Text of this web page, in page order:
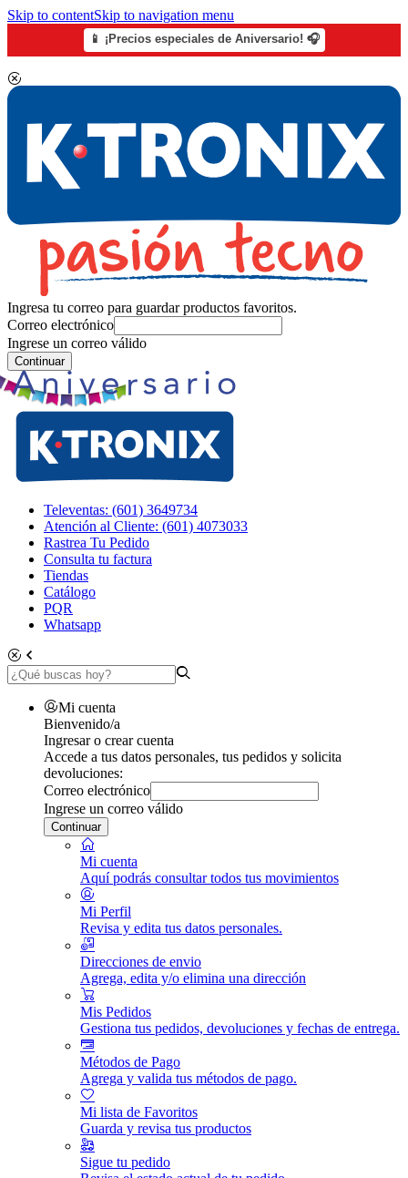
Skip to contentSkip to navigation menu
📱 ¡Precios especiales de Aniversario! 🎧
Ingresa tu correo para guardar productos favoritos.
Correo electrónico
Ingrese un correo válido
Continuar
Televentas: (601) 3649734
Atención al Cliente: (601) 4073033
Rastrea Tu Pedido
Consulta tu factura
Tiendas
Catálogo
PQR
Whatsapp
Mi cuenta
Bienvenido/a
Ingresar o crear cuenta
Accede a tus datos personales, tus pedidos y solicita
devoluciones:
Correo electrónico
Ingrese un correo válido
Continuar
Mi cuenta
Aquí podrás consultar todos tus movimientos
Mi Perfil
Revisa y edita tus datos personales.
Direcciones de envio
Agrega, edita y/o elimina una dirección
Mis Pedidos
Gestiona tus pedidos, devoluciones y fechas de entrega.
Métodos de Pago
Agrega y valida tus métodos de pago.
Mi lista de Favoritos
Guarda y revisa tus productos
Sigue tu pedido